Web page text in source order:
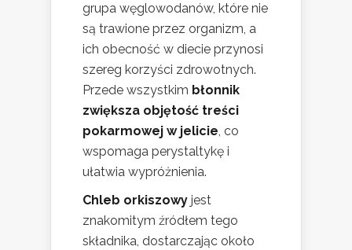
grupa węglowodanów, które nie
są trawione przez organizm, a
ich obecność w diecie przynosi
szereg korzyści zdrowotnych.
Przede wszystkim błonnik
zwiększa objętość treści
pokarmowej w jelicie, co
wspomaga perystaltykę i
ułatwia wypróżnienia.
Chleb orkiszowy jest
znakomitym źródłem tego
składnika, dostarczając około